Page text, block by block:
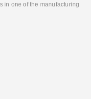
in one of the manufacturing